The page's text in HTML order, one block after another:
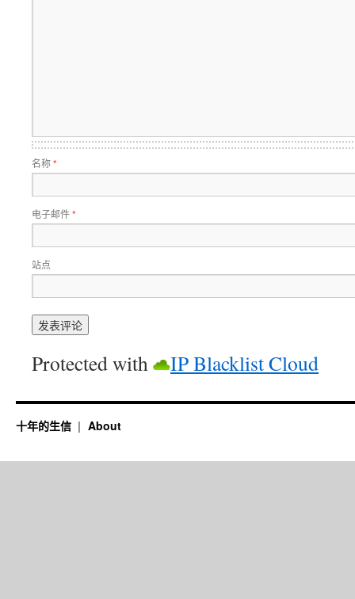
名称*
电子邮件*
站点
Protected with IP Blacklist Cloud
十年的生信 About